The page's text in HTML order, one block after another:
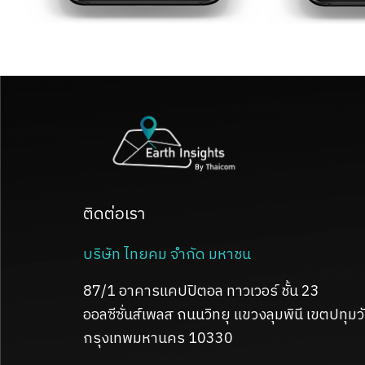
ติดต่อเรา
บริษัท ไทยคม จำกัด มหาชน
87/1 อาคารแคปปิตอล ทาวเวอร์ ชั้น 23
ออลซีซั่นส์เพลส ถนนวิทยุ แขวงลุมพินี เขตปทุม
กรุงเทพมหานคร 10330